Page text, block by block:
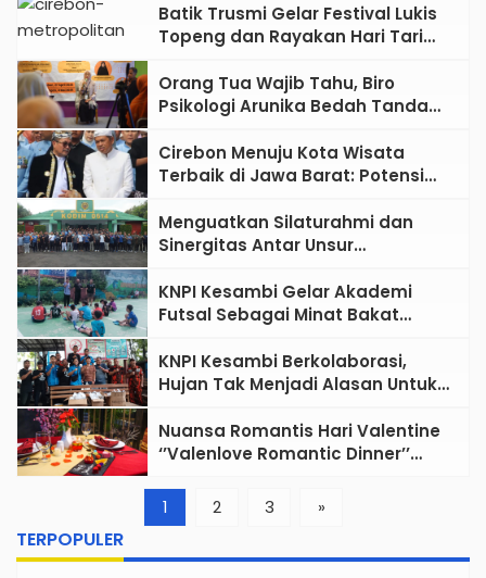
Usia Dini
Batik Trusmi Gelar Festival Lukis
Topeng dan Rayakan Hari Tari
Panggung Nasional
Orang Tua Wajib Tahu, Biro
Psikologi Arunika Bedah Tanda
Cirebon Menuju Kota Wisata
Terbaik di Jawa Barat: Potensi
Dedi Mulyadi
Menguatkan Silaturahmi dan
Sinergitas Antar Unsur
Melalui Kegiatan Olahraga
Bersama
KNPI Kesambi Gelar Akademi
Futsal Sebagai Minat Bakat
KNPI Kesambi Berkolaborasi,
Hujan Tak Menjadi Alasan Untuk
Ramadhan
Nuansa Romantis Hari Valentine
‘’Valenlove Romantic Dinner’’
1
2 3 »
TERPOPULER